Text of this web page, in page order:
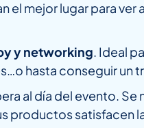
el mejor lugar para
y networking. Ideal
hasta conseguir un
al día del evento.
satisfacen